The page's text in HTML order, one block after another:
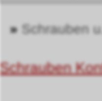
» Schrauben
Schrauben